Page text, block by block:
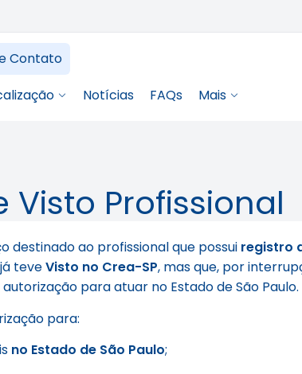
Contato
Notícias FAQs Mais
Visto Profissional
destinado ao profissional que possui registro
teveVisto no Crea-SP, mas que, por
para atuar no Estado de São Paulo.
para:
no Estado de São Paulo;